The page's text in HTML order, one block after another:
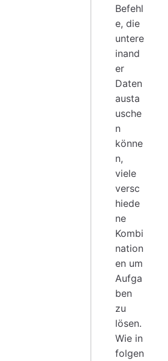
Befehl
e, die
untere
inand
er
Daten
austa
usche
n
könne
n,
viele
versc
hiede
ne
Kombi
nation
en um
Aufga
ben
zu
lösen.
Wie in
folgen